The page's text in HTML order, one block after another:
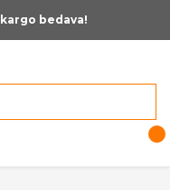
kargo bedava!